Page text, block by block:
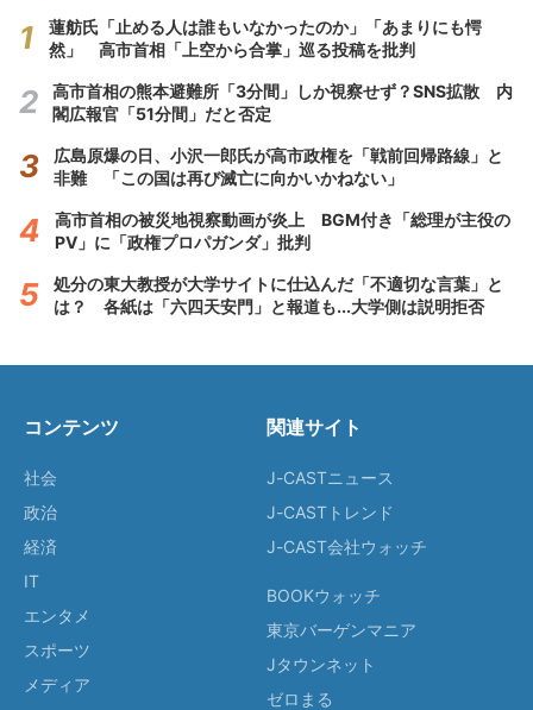
蓮舫氏「止める人は誰もいなかったのか」「あまりにも愕
然」 高市首相「上空から合掌」巡る投稿を批判
高市首相の熊本避難所「3分間」しか視察せず？SNS拡散 内
閣広報官「51分間」だと否定
広島原爆の日、小沢一郎氏が高市政権を「戦前回帰路線」と
非難 「この国は再び滅亡に向かいかねない」
高市首相の被災地視察動画が炎上 BGM付き「総理が主役の
PV」に「政権プロパガンダ」批判
処分の東大教授が大学サイトに仕込んだ「不適切な言葉」と
は？ 各紙は「六四天安門」と報道も...大学側は説明拒否
コンテンツ
社会
政治
経済
IT
エンタメ
スポーツ
メディア
関連サイト
J-CASTニュース
J-CASTトレンド
J-CAST会社ウォッチ
BOOKウォッチ
東京バーゲンマニア
Jタウンネット
ゼロまる